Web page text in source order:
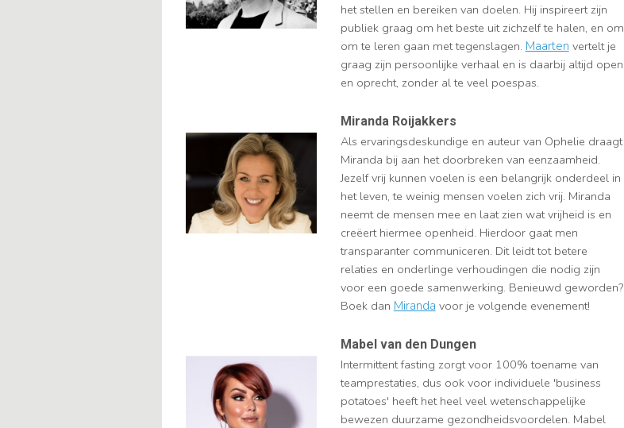
het stellen en bereiken van doelen. Hij inspireert zijn
publiek graag om het beste uit zichzelf te halen, en om
om te leren gaan met tegenslagen. Maarten vertelt je
graag zijn persoonlijke verhaal en is daarbij altijd open
en oprecht, zonder al te veel poespas.
Miranda Roijakkers
Als ervaringsdeskundige en auteur van Ophelie draagt
Miranda bij aan het doorbreken van eenzaamheid.
Jezelf vrij kunnen voelen is een belangrijk onderdeel in
het leven, te weinig mensen voelen zich vrij. Miranda
neemt de mensen mee en laat zien wat vrijheid is en
creëert hiermee openheid. Hierdoor gaat men
transparanter communiceren. Dit leidt tot betere
relaties en onderlinge verhoudingen die nodig zijn
voor een goede samenwerking. Benieuwd geworden?
Boek dan Miranda voor je volgende evenement!
Mabel van den Dungen
Intermittent fasting zorgt voor 100% toename van
teamprestaties, dus ook voor individuele 'business
potatoes' heeft het heel veel wetenschappelijke
bewezen duurzame gezondheidsvoordelen. Mabel